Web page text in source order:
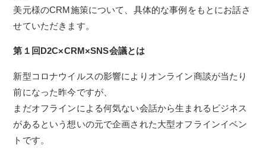
美元様のCRM施策について、具体的な事例をもとにお話さ
せていただきます。
第１回D2C×CRM×SNS会議とは
新型コロナウイルスの影響によりオンライン商談が当たり
前になった昨今ですが、
まだオフラインによる何気ない会話から生まれるビジネス
があるという想いの元で企画された大型オフラインイベン
トです。